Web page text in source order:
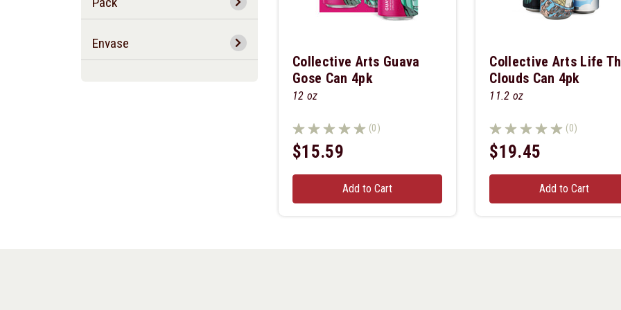
Envase
Collective Arts Guava
Gose Can 4pk
12 oz
(0)
$15.59
Add to Cart
Collective Arts Life
Clouds Can 4pk
11.2 oz
(0)
$19.45
Add to Cart